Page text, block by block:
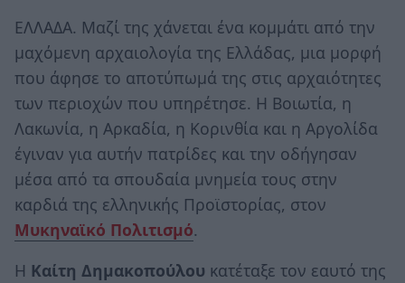
ΕΛΛΑΔΑ. Μαζί της χάνεται ένα κομμάτι από την
μαχόμενη αρχαιολογία της Ελλάδας, μια μορφή
που άφησε το αποτύπωμά της στις αρχαιότητες
των περιοχών που υπηρέτησε. Η Βοιωτία, η
Λακωνία, η Αρκαδία, η Κορινθία και η Αργολίδα
έγιναν για αυτήν πατρίδες και την οδήγησαν
μέσα από τα σπουδαία μνημεία τους στην
καρδιά της ελληνικής Προϊστορίας, στον
Μυκηναϊκό Πολιτισμό.
Η Καίτη Δημακοπούλου κατέταξε τον εαυτό της